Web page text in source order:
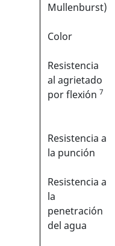
Mullenburst)
Color
Resistencia
al agrietado
por flexión 7
Resistencia a
la punción
Resistencia a
la
penetración
del agua